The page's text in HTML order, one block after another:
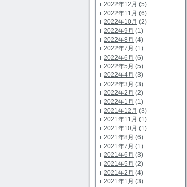
2022年12月 (5)
2022年11月 (6)
2022年10月 (2)
2022年9月 (1)
2022年8月 (4)
2022年7月 (1)
2022年6月 (6)
2022年5月 (5)
2022年4月 (3)
2022年3月 (3)
2022年2月 (2)
2022年1月 (1)
2021年12月 (3)
2021年11月 (1)
2021年10月 (1)
2021年8月 (6)
2021年7月 (1)
2021年6月 (3)
2021年5月 (2)
2021年2月 (4)
2021年1月 (3)